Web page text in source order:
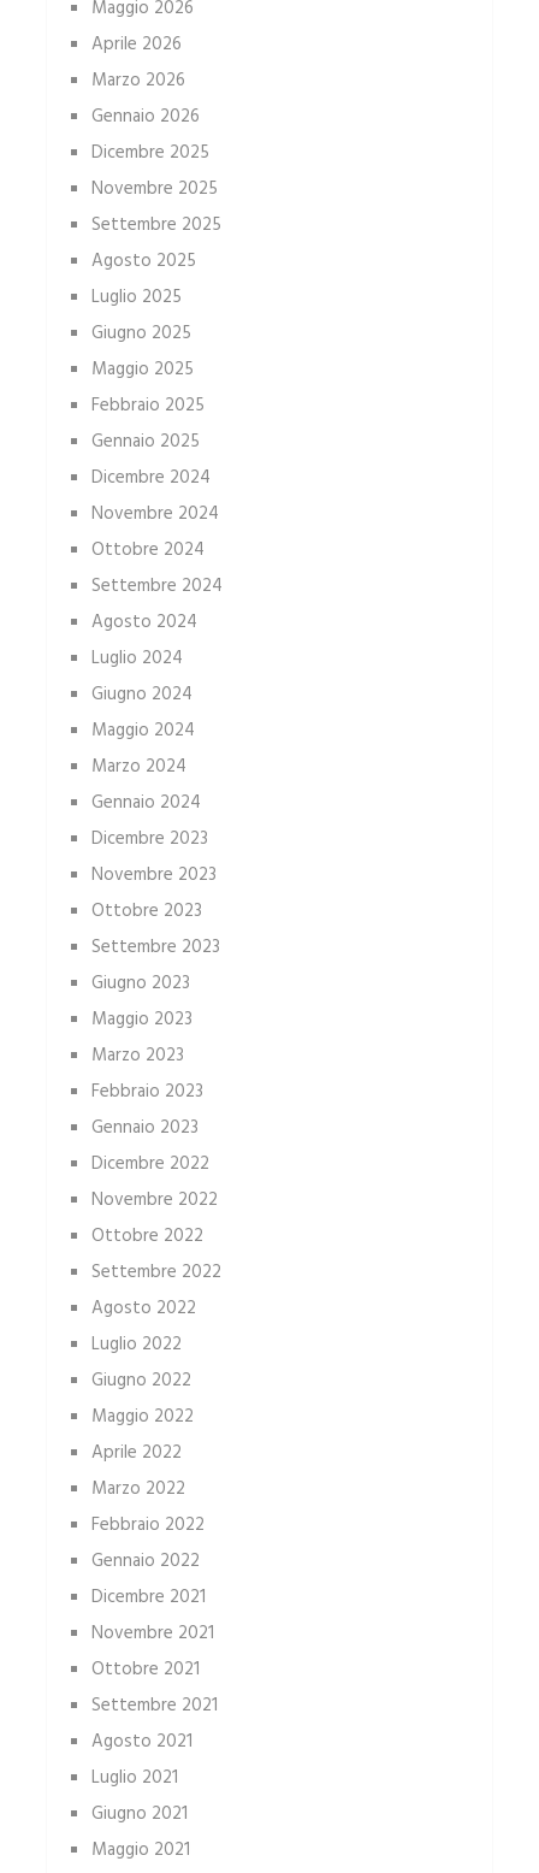
Maggio 2026
Aprile 2026
Marzo 2026
Gennaio 2026
Dicembre 2025
Novembre 2025
Settembre 2025
Agosto 2025
Luglio 2025
Giugno 2025
Maggio 2025
Febbraio 2025
Gennaio 2025
Dicembre 2024
Novembre 2024
Ottobre 2024
Settembre 2024
Agosto 2024
Luglio 2024
Giugno 2024
Maggio 2024
Marzo 2024
Gennaio 2024
Dicembre 2023
Novembre 2023
Ottobre 2023
Settembre 2023
Giugno 2023
Maggio 2023
Marzo 2023
Febbraio 2023
Gennaio 2023
Dicembre 2022
Novembre 2022
Ottobre 2022
Settembre 2022
Agosto 2022
Luglio 2022
Giugno 2022
Maggio 2022
Aprile 2022
Marzo 2022
Febbraio 2022
Gennaio 2022
Dicembre 2021
Novembre 2021
Ottobre 2021
Settembre 2021
Agosto 2021
Luglio 2021
Giugno 2021
Maggio 2021